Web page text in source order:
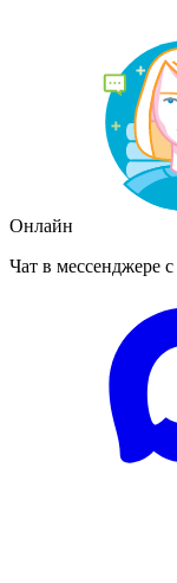
Онлайн
Чат в мессенджере